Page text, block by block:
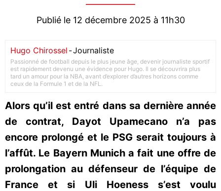
Publié le 12 décembre 2025 à 11h30
Hugo Chirossel -Journaliste
Passionné de football depuis le plus jeune âge, devenir journaliste sportif
est rapidement devenu une évidence pour Hugo. Il se découvrira plus
tard un amour pour la NBA, avant d’explorer d’autres horizons comme
ceux de la Formule 1 et de la NFL.
Alors qu’il est entré dans sa dernière année
de contrat, Dayot Upamecano n’a pas
encore prolongé et le PSG serait toujours à
l’affût. Le Bayern Munich a fait une offre de
prolongation au défenseur de l’équipe de
France et si Uli Hoeness s’est voulu